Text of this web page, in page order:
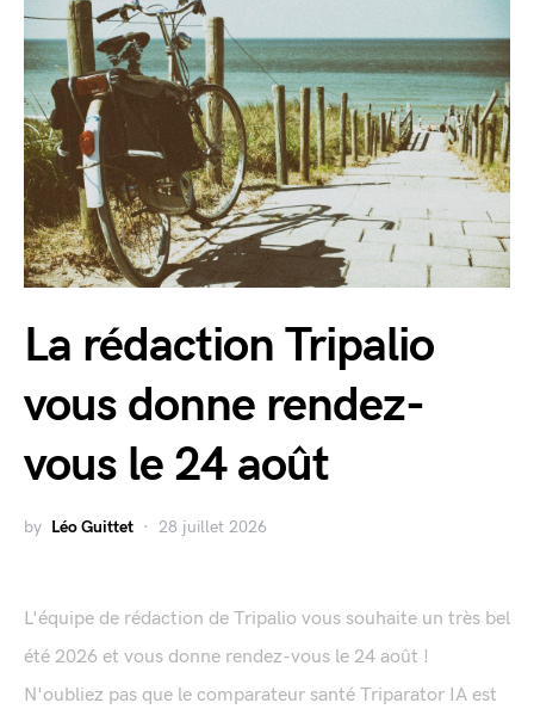
La rédaction Tripalio
vous donne rendez-
vous le 24 août
by Léo Guittet 28 juillet 2026
L'équipe de rédaction de Tripalio vous souhaite un très bel
été 2026 et vous donne rendez-vous le 24 août !
N'oubliez pas que le comparateur santé Triparator IA est